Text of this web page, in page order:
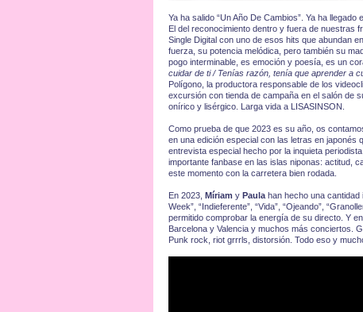
Ya ha salido “Un Año De Cambios”. Ya ha
El del reconocimiento dentro y fuera de nuestras
Single Digital con uno de esos hits que abundan
fuerza, su potencia melódica, pero también su
pogo interminable, es emoción y poesía, es un
cuidar de ti / Tenías razón, tenía que aprender a
Polígono, la productora responsable de los
excursión con tienda de campaña en el salón de
onírico y lisérgico. Larga vida a LISASINSON.
Como prueba de que 2023 es su año, os
en una edición especial con las letras en japonés
entrevista especial hecho por la inquieta
importante fanbase en las islas niponas: actitud,
este momento con la carretera bien rodada.
En 2023, Míriam y Paulahan hecho una cantidad
Week”, “Indieferente”, “Vida”, “Ojeando”,
permitido comprobar la energía de su directo. Y
Barcelona y Valencia y muchos más conciertos.
Punk rock, riot grrrls, distorsión. Todo eso y